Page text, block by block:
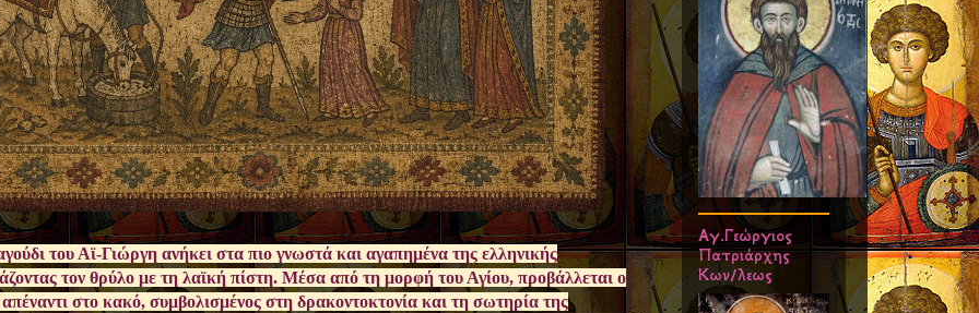
του Αϊ-Γιώργη ανήκει στα πιο γνωστά και αγαπημένα της ελληνικής
τον θρύλο με τη λαϊκή πίστη. Μέσα από τη μορφή του Αγίου, προβάλλεται ο
στο κακό, συμβολισμένος στη δρακοντοκτονία και τη σωτηρία της
Αγ.Γεώργιος
Πατριάρχης
Κων/λεως